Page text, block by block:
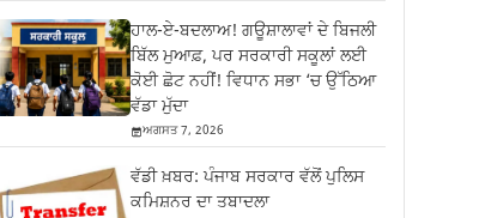
ਹਾਲ-ਏ-ਬਦਲਾਅ! ਗਊਸ਼ਾਲਾਵਾਂ ਦੇ ਬਿਜਲੀ
ਬਿੱਲ ਮੁਆਫ਼, ਪਰ ਸਰਕਾਰੀ ਸਕੂਲਾਂ ਲਈ
ਕੋਈ ਛੋਟ ਨਹੀਂ! ਵਿਧਾਨ ਸਭਾ ‘ਚ ਉੱਠਿਆ
ਵੱਡਾ ਮੁੱਦਾ
ਅਗਸਤ 7, 2026
ਵੱਡੀ ਖ਼ਬਰ: ਪੰਜਾਬ ਸਰਕਾਰ ਵੱਲੋਂ ਪੁਲਿਸ
ਕਮਿਸ਼ਨਰ ਦਾ ਤਬਾਦਲਾ